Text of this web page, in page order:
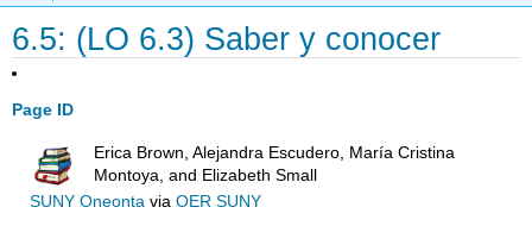
6.5: (LO 6.3) Saber y conocer
Page ID
Erica Brown, Alejandra Escudero, María Cristina
Montoya, and Elizabeth Small
SUNY Oneontavia OER SUNY